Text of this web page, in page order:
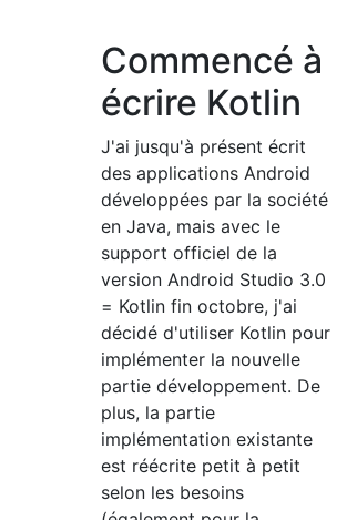
Commencé à
écrire Kotlin
J'ai jusqu'à présent écrit
des applications Android
développées par la société
en Java, mais avec le
support officiel de la
version Android Studio 3.0
= Kotlin fin octobre, j'ai
décidé d'utiliser Kotlin pour
implémenter la nouvelle
partie développement. De
plus, la partie
implémentation existante
est réécrite petit à petit
selon les besoins